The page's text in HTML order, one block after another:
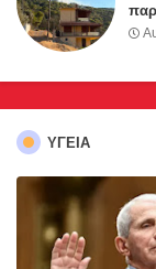
ΥΓΕΙΑ